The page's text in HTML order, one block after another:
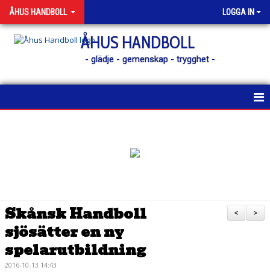
ÅHUS HANDBOLL LOGGA IN
ÅHUS HANDBOLL
- glädje - gemenskap - trygghet -
MATCHER
MEDLEM
>
<
Skånsk Handboll
sjösätter en ny
spelarutbildning
2016-10-13 14:43